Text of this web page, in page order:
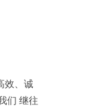
效、诚
们 继往